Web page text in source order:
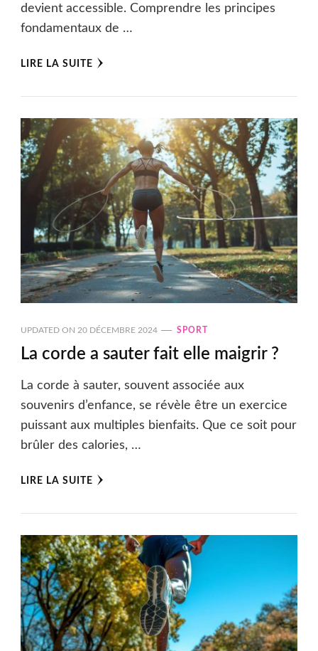
devient accessible. Comprendre les principes
fondamentaux de …
LIRE LA SUITE
UPDATED ON 20 DÉCEMBRE 2024 SPORT
La corde a sauter fait elle maigrir ?
La corde à sauter, souvent associée aux
souvenirs d’enfance, se révèle être un exercice
puissant aux multiples bienfaits. Que ce soit pour
brûler des calories, …
LIRE LA SUITE